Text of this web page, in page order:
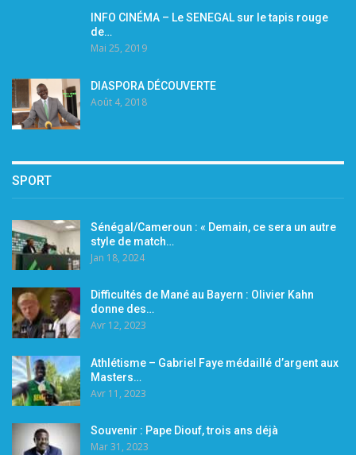
INFO CINÉMA – Le SENEGAL sur le tapis rouge
de…
Mai 25, 2019
DIASPORA DÉCOUVERTE
Août 4, 2018
SPORT
Sénégal/Cameroun : « Demain, ce sera un autre
style de match…
Jan 18, 2024
Difficultés de Mané au Bayern : Olivier Kahn
donne des…
Avr 12, 2023
Athlétisme – Gabriel Faye médaillé d’argent aux
Masters…
Avr 11, 2023
Souvenir : Pape Diouf, trois ans déjà
Mar 31, 2023